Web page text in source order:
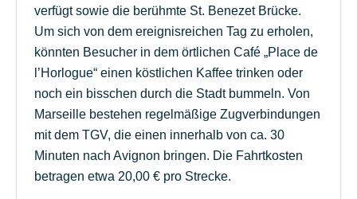
verfügt sowie die berühmte St. Benezet Brücke.
Um sich von dem ereignisreichen Tag zu erholen,
könnten Besucher in dem örtlichen Café „Place de
l’Horlogue“ einen köstlichen Kaffee trinken oder
noch ein bisschen durch die Stadt bummeln. Von
Marseille bestehen regelmäßige Zugverbindungen
mit dem TGV, die einen innerhalb von ca. 30
Minuten nach Avignon bringen. Die Fahrtkosten
betragen etwa 20,00 € pro Strecke.